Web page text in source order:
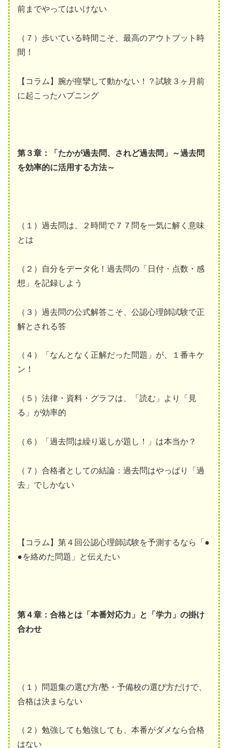
前までやってはいけない
（７）歩いている時間こそ、最高のアウトプット時
間！
【コラム】腕が痙攣して動かない！？試験３ヶ月前
に起こったハプニング
第３章：「たかが過去問、されど過去問」～過去問
を効率的に活用する方法～
（１）過去問は、２時間で７７問を一気に解く意味
とは
（２）自分をデータ化！過去問の「日付・点数・感
想」を記録しよう
（３）過去問の公式解答こそ、公認心理師試験で正
解とされる答
（４）「なんとなく正解だった問題」が、１番キケ
ン！
（５）法律・資料・グラフは、「読む」より「見
る」が効率的
（６）「過去問は繰り返しが題し！」は本当か？
（７）合格者としての結論：過去問はやっぱり「過
去」でしかない
【コラム】第４回公認心理師試験を予測するなら「●
●を絡めた問題」と伝えたい
第４章：合格とは「本番対応力」と「学力」の掛け
合わせ
（１）問題集の選び方/塾・予備校の選び方だけで、
合格は決まらない
（２）勉強しても勉強しても、本番がダメなら合格
はない